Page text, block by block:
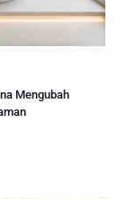
Mengubah